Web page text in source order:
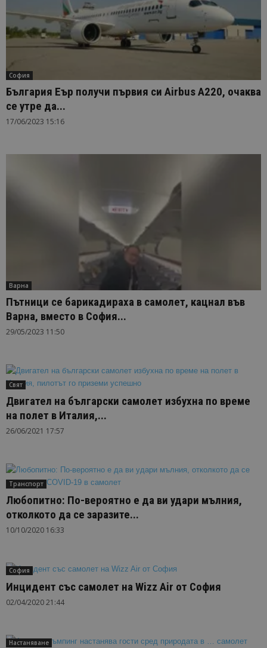
София
България Еър получи първия си Airbus А220, очаква
се утре да...
17/06/2023 15:16
Варна
Пътници се барикадираха в самолет, кацнал във
Варна, вместо в София...
29/05/2023 11:50
Свят
Двигател на български самолет избухна по време
на полет в Италия,...
26/06/2021 17:57
Транспорт
Любопитно: По-вероятно е да ви удари мълния,
отколкото да се заразите...
10/10/2020 16:33
София
Инцидент със самолет на Wizz Air от София
02/04/2020 21:44
Настаняване